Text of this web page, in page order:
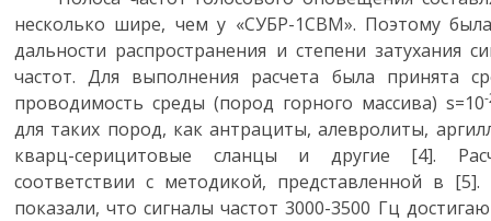
несколько шире, чем у «СУБР-1СВМ». Поэтому
дальности распространения и степени затухания
частот. Для выполнения расчета была принята
проводимость среды (пород горного массива) s=10
для таких пород, как антрациты, алевролиты,
кварц-серицитовые сланцы и другие [4].
соответствии с методикой, представленной в [5].
показали, что сигналы частот 3000-3500 Гц